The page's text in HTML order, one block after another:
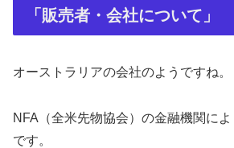
「販売者・会社について」
オーストラリアの会社のようですね。
NFA（全米先物協会）の金融機関に
です。